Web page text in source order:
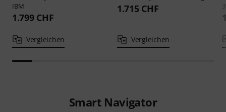
IBM
1.799 CHF
Vergleichen
1.715 CHF
Vergleichen
Smart Navigator